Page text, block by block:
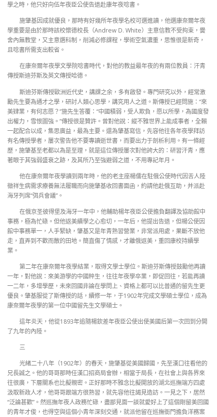
學之時，他只好向伍年夜臣公使告退赴康年夜唸書。
施肇基因成就優良，那時有好幾所年夜學名校可選進讀，他選康奈爾年夜
學重要是由於那時該校懷德校長（Andrew D. White）主意信教不受拘束，黌
舍內無教堂，又主意選科制，削減必修課程，學術空氣濃重，思惟很是新奇，
且唸書所需支出較省。
在康奈爾年夜學文學院唸書時代，對他的教益最年夜的有兩位教員：汗青
傳授斯迪芬斯及英文傳授哈德。
斯迪芬斯傳授歐洲近代史，講課之余，多有啟發。專門研究以外，經常激
勵先生要為通才之學，研討人類心思學，講究用人之道。斯傳授已經問施：“來
美肄業，有何志愿？”施先生答覆：“中國積弱，受人欺負，愿以所學，為國度發
出權力，雪恨圖強。”傳授很是贊許。曾對他說：縱不雅世界上能成事者，全賴
一起配合以成，集思廣益，最為主要。還為肇基寫信，先容他往各年夜學拜訪
有名傳授學者，屢次警告他不要專讀逝世書，而要出力于剖析利用。有一條經
歷，施肇基至老都以為是至理，就是這位傳授屢次對他誇大的：研習汗青，應
著眼于其強弱盛衰之跡，及其所乃至強避弱之道，不用專記年月。
他在康奈爾年夜學讀到兩年時，他的老主座楊儒在駐俄公使時代因舌人陸
徵祥生病需求療養無法履職而向施肇基收回書面函，約請他赴俄互助，并派赴
海牙列席“弭兵會議”。
在俄京圣彼得堡及海牙一年中，他輔助楊年夜臣公使擔負翻譯及協助館中
事務，極為忙碌。但他返美續學之心愈切，一年后，他提出告退，但楊公使因
館中事務單一，人手緊缺，肇基又是年青熟習營業，非常派用處，果斷不放他
走，直弄到不歡而散的田地。簡直傷了情感，才離俄返美，重回康校持續學
業。
第二年在康奈爾年夜學結業，取得文學士學位。斯迪芬斯傳授鼓勵他再讀
一年，對他說：來美游學的中國粹生，往往年夜學卒業，即促回往，若能再讀
一二年，多增學歷，未來回國非論在學問上、資格上都可以比普通的留先生更
優良。肇基服從了斯傳授的話，續修一年，于1902年完成文學碩士學位，成為
康奈爾年夜學的第一位中國留先生文學碩士。
這年炎天，他從1893年追隨楊欽差年夜臣公使出使美國后第一次回到分開
了九年的內陸。
三
光緒二十八年（1902年）的春天，施肇基從美國歸國，先至漢口往看他的
兄長誠之。他的哥哥那時任漢口招商局會辦，相當于局長，在社會上與各界來
往很廣，下層關系也比擬親密。正好那時不雅念比擬開放的湖北巡撫端方四處
汲取新政人才，他哥哥跟端方很熟習，就先容他往謁見造訪。一見之下，居然
“泛論甚歡”。然巡撫年夜人政務忙碌，盡鄙見面一談就愛好上了這個剛留美回國
的青年才俊，也得空與這個小青年深刻交通，就派他留在巡撫衙門擔負洋務案